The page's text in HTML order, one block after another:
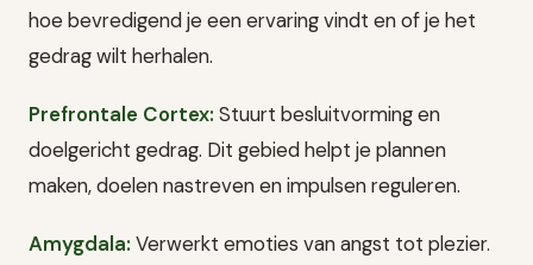
hoe bevredigend je een ervaring vindt en of je het
gedrag wilt herhalen.
Prefrontale Cortex: Stuurt besluitvorming en
doelgericht gedrag. Dit gebied helpt je plannen
maken, doelen nastreven en impulsen reguleren.
Amygdala: Verwerkt emoties van angst tot plezier.